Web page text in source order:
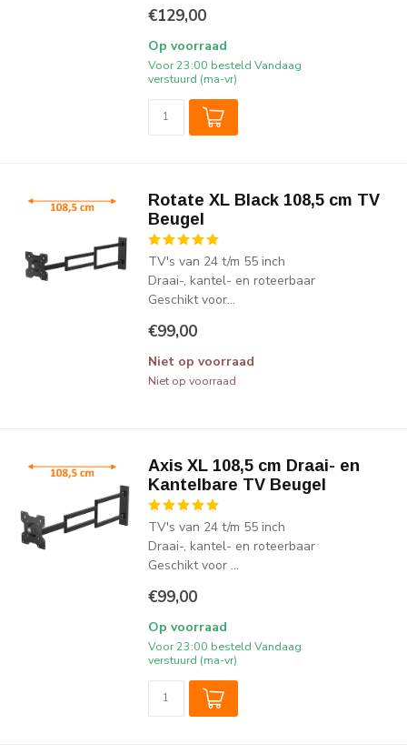
€129,00
Op voorraad
Voor 23:00 besteld Vandaag
verstuurd (ma-vr)
Rotate XL Black 108,5 cm TV
Beugel
TV's van 24 t/m 55 inch
Draai-, kantel- en roteerbaar
Geschikt voor...
€99,00
Niet op voorraad
Niet op voorraad
Axis XL 108,5 cm Draai- en
Kantelbare TV Beugel
TV's van 24 t/m 55 inch
Draai-, kantel- en roteerbaar
Geschikt voor ...
€99,00
Op voorraad
Voor 23:00 besteld Vandaag
verstuurd (ma-vr)